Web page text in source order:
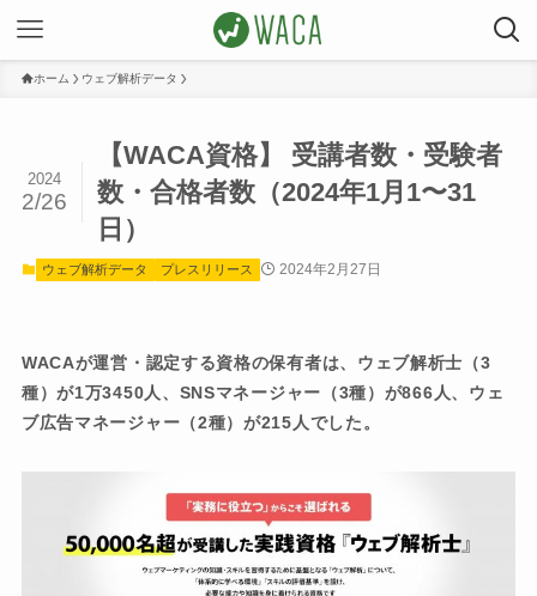
ホーム ウェブ解析データ
【WACA資格】 受講者数・受験者
数・合格者数（2024年1月1〜31
日）
2024
2/26
ウェブ解析データ プレスリリース 2024年2月27日
WACAが運営・認定する資格の保有者は、ウェブ解析士（3
種）が1万3450人、SNSマネージャー（3種）が866人、ウェ
ブ広告マネージャー（2種）が215人でした。